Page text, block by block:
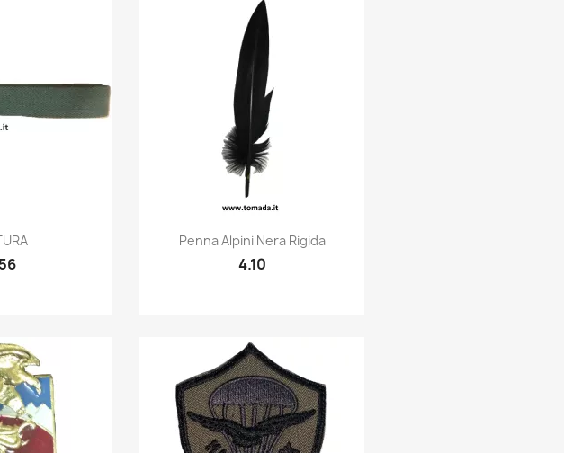
view Quick view
Penna Alpini Nera Rigida
4.10